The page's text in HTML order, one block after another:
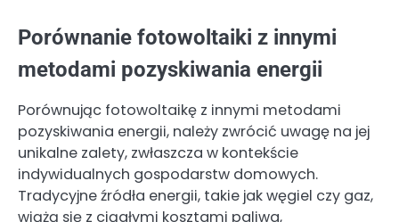
Porównanie fotowoltaiki z innymi
metodami pozyskiwania energii
Porównując fotowoltaikę z innymi metodami
pozyskiwania energii, należy zwrócić uwagę na jej
unikalne zalety, zwłaszcza w kontekście
indywidualnych gospodarstw domowych.
Tradycyjne źródła energii, takie jak węgiel czy gaz,
wiążą się z ciągłymi kosztami paliwa,